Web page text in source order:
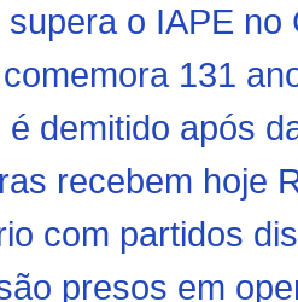
supera o IAPE
131
demitido após
recebem hoje
com partidos
presos em